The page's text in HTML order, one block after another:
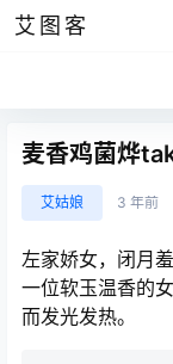
艾图客
麦香鸡菌烨
艾姑娘 3 年前
左家娇女，闭月
一位软玉温香的
而发光发热。